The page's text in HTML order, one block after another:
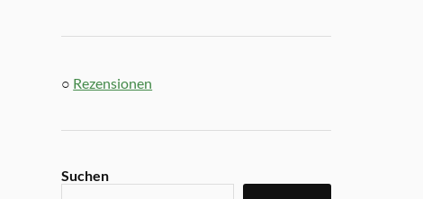
○ Rezensionen
Suchen